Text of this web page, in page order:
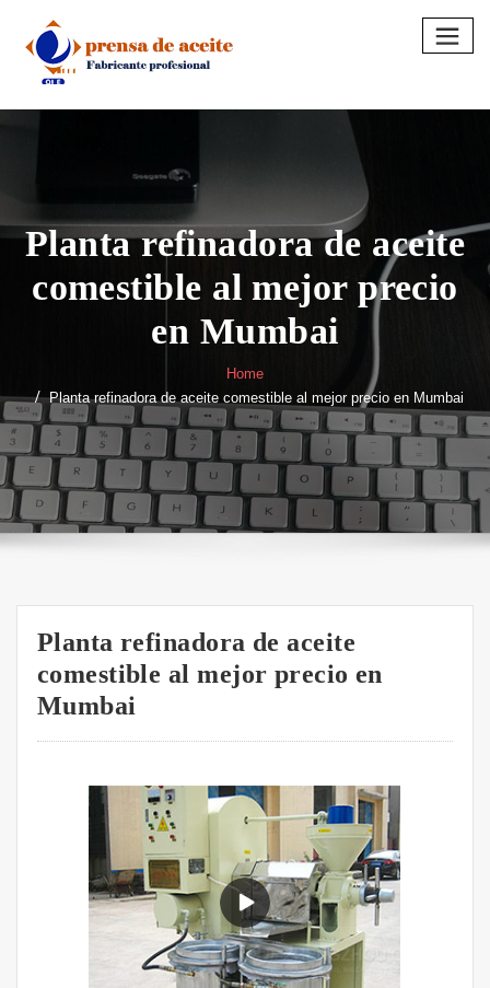
content
Planta refinadora de aceite
comestible al mejor precio
en Mumbai
Home
Planta refinadora de aceite comestible al mejor precio en Mumbai
Planta refinadora de aceite
comestible al mejor precio en
Mumbai